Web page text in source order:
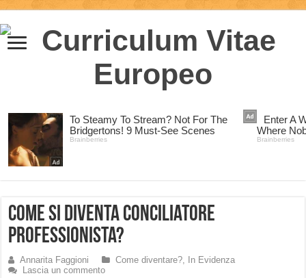
Come si diventa Conciliatore
professionista?
Annarita Faggioni Come diventare?,
In Evidenza
Lascia un commento